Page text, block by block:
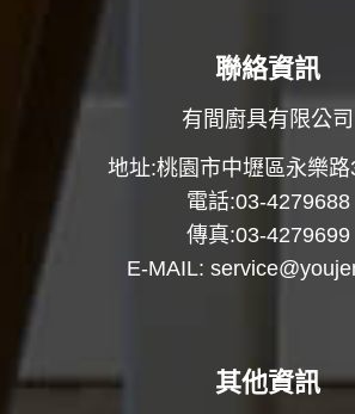
聯絡資訊
有間廚具有限公司
地址:桃園市中壢區永樂
電話:03-4279688
傳真:03-4279699
E-MAIL:
其他資訊